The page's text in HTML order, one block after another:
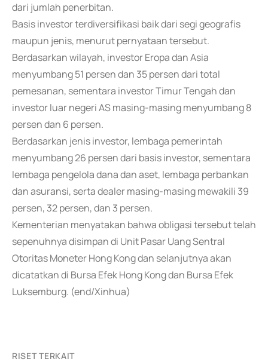
dari jumlah penerbitan.
Basis investor terdiversifikasi baik dari segi geografis
maupun jenis, menurut pernyataan tersebut.
Berdasarkan wilayah, investor Eropa dan Asia
menyumbang 51 persen dan 35 persen dari total
pemesanan, sementara investor Timur Tengah dan
investor luar negeri AS masing-masing menyumbang 8
persen dan 6 persen.
Berdasarkan jenis investor, lembaga pemerintah
menyumbang 26 persen dari basis investor, sementara
lembaga pengelola dana dan aset, lembaga perbankan
dan asuransi, serta dealer masing-masing mewakili 39
persen, 32 persen, dan 3 persen.
Kementerian menyatakan bahwa obligasi tersebut telah
sepenuhnya disimpan di Unit Pasar Uang Sentral
Otoritas Moneter Hong Kong dan selanjutnya akan
dicatatkan di Bursa Efek Hong Kong dan Bursa Efek
Luksemburg. (end/Xinhua)
RISET TERKAIT